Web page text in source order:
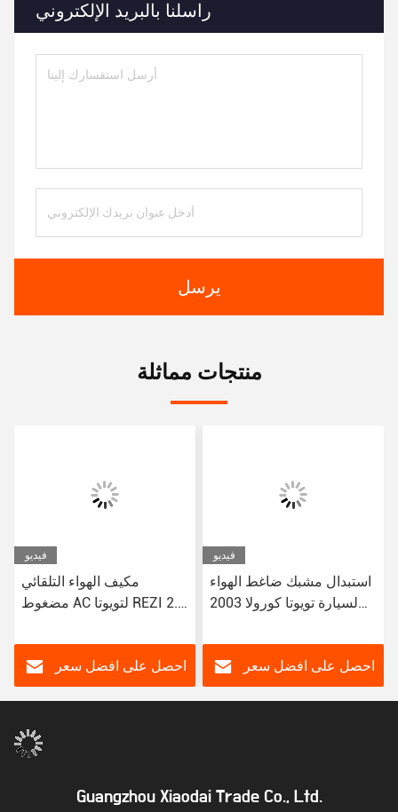
راسلنا بالبريد الإلكتروني
يرسل
منتجات مماثلة
فيديو
مكيف الهواء التلقائي
مضغوط AC لتويوتا REZI 2.5
احصل على افضل سعر
فيديو
استبدال مشبك ضاغط الهواء
لسيارة تويوتا كورولا 2003
احصل على افضل سعر
Guangzhou Xiaodai Trade Co., Ltd.